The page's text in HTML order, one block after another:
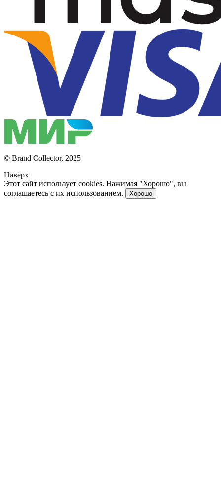
© Brand Collector, 2025
Наверх
Этот сайт использует cookies. Нажимая "Хорошо", вы
соглашаетесь с их использованием.
Хорошо